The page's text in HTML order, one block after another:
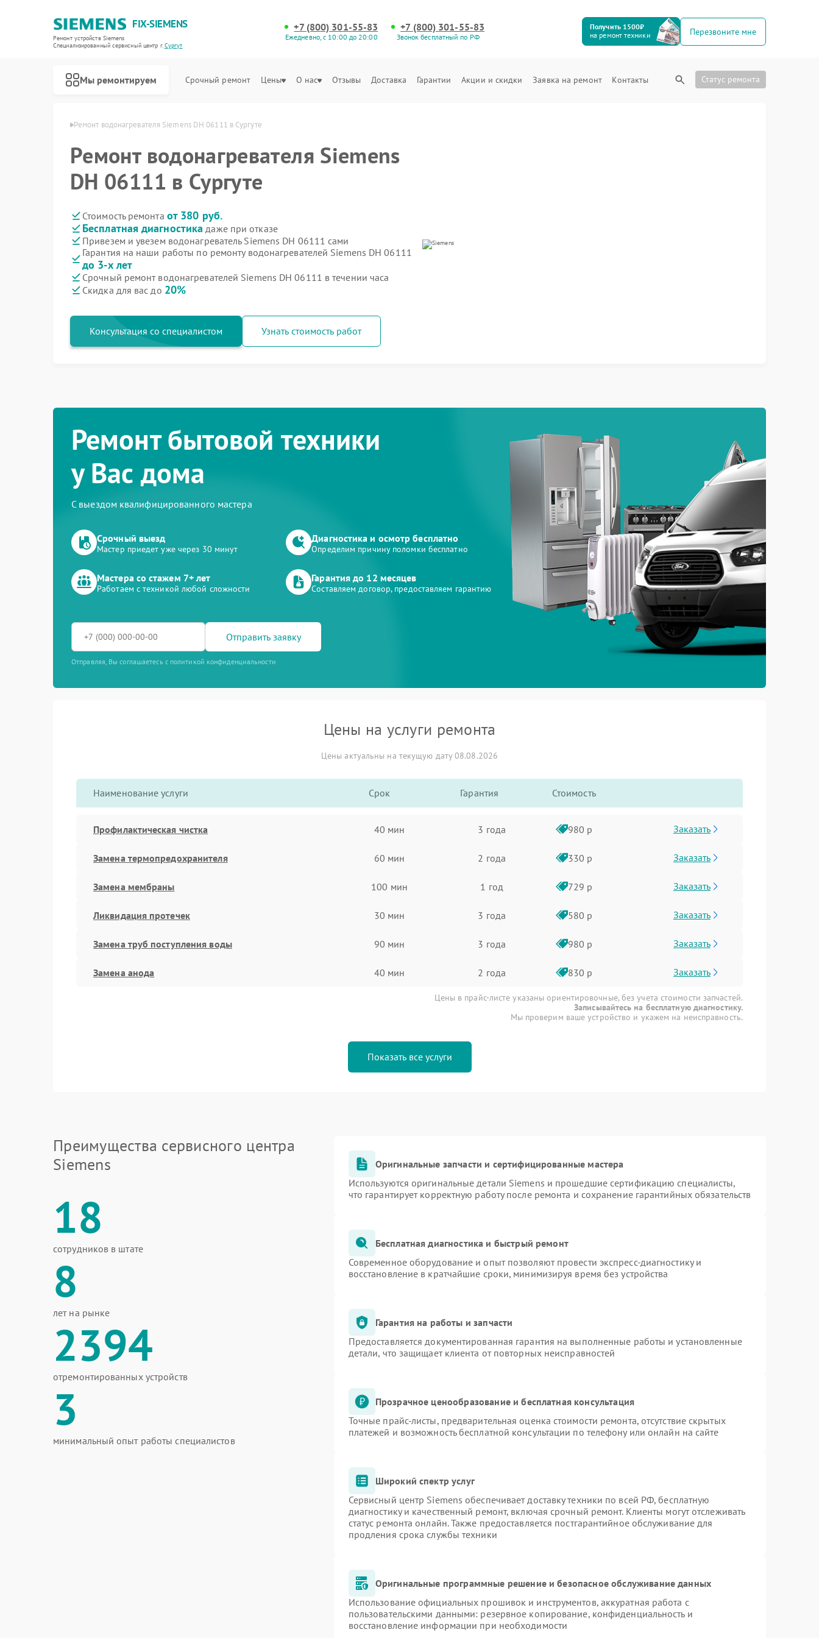
FIX-SIEMENS
Ремонт устройств Siemens
Специализированный cервисный центр г.Сургут
+7 (800) 301-55-83
Ежедневно, с 10:00 до 20:00
+7 (800) 301-55-83
Звонок бесплатный по РФ
Получить 1500₽
на ремонт техники
Перезвоните мне
Мы ремонтируем Срочный ремонт Цены О нас Отзывы Доставка Гарантии Акции и скидки Заявка на ремонт Контакты Статус ремонта
Ремонт водонагревателя Siemens DH 06111 в Сургуте
Ремонт водонагревателя Siemens
DH 06111 в Сургуте
Стоимость ремонта от 380 руб.
Бесплатная диагностика даже при отказе
Привезем и увезем водонагреватель Siemens DH 06111 сами
Гарантия на наши работы по ремонту водонагревателей Siemens DH 06111
до 3-х лет
Срочный ремонт водонагревателей Siemens DH 06111 в течении часа
Скидка для вас до 20%
Консультация со специалистом Узнать стоимость работ
Ремонт бытовой техники
у Вас дома
С выездом квалифицированного мастера
Срочный выезд
Мастер приедет уже через 30 минут
Диагностика и осмотр бесплатно
Определим причину поломки бесплатно
Мастера со стажем 7+ лет
Работаем с техникой любой сложности
Гарантия до 12 месяцев
Составляем договор, предоставляем гарантию
Отправить заявку
Отправляя, Вы соглашаетесь с политикой конфиденциальности
Цены на услуги ремонта
Цены актуальны на текущую дату 08.08.2026
Наименование услуги Срок Гарантия Стоимость
Профилактическая чистка 40 мин 3 года 980 р Заказать
Замена термопредохранителя 60 мин 2 года 330 р Заказать
Замена мембраны 100 мин 1 год 729 р Заказать
Ликвидация протечек 30 мин 3 года 580 р Заказать
Замена труб поступления воды 90 мин 3 года 980 р Заказать
Замена анода 40 мин 2 года 830 р Заказать
Цены в прайс-листе указаны ориентировочные, без учета стоимости запчастей.
Записывайтесь на бесплатную диагностику.
Мы проверим ваше устройство и укажем на неисправность.
Показать все услуги
Преимущества сервисного центра
Siemens
18
сотрудников в штате
8
лет на рынке
2394
отремонтированных устройств
3
минимальный опыт работы специалистов
Оригинальные запчасти и сертифицированные мастера
Используются оригинальные детали Siemens и прошедшие сертификацию специалисты,
что гарантирует корректную работу после ремонта и сохранение гарантийных обязательств
Бесплатная диагностика и быстрый ремонт
Современное оборудование и опыт позволяют провести экспресс-диагностику и
восстановление в кратчайшие сроки, минимизируя время без устройства
Гарантия на работы и запчасти
Предоставляется документированная гарантия на выполненные работы и установленные
детали, что защищает клиента от повторных неисправностей
Прозрачное ценообразование и бесплатная консультация
Точные прайс-листы, предварительная оценка стоимости ремонта, отсутствие скрытых
платежей и возможность бесплатной консультации по телефону или онлайн на сайте
Широкий спектр услуг
Сервисный центр Siemens обеспечивает доставку техники по всей РФ, бесплатную
диагностику и качественный ремонт, включая срочный ремонт. Клиенты могут отслеживать
статус ремонта онлайн. Также предоставляется постгарантийное обслуживание для
продления срока службы техники
Оригинальные программные решение и безопасное обслуживание данных
Использование официальных прошивок и инструментов, аккуратная работа с
пользовательскими данными: резервное копирование, конфиденциальность и
восстановление информации при необходимости